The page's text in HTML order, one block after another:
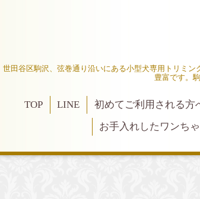
世田谷区駒沢、弦巻通り沿いにある小型犬専用トリミ
豊富です。
TOP LINE 初めてご利用される方
お手入れしたワンち